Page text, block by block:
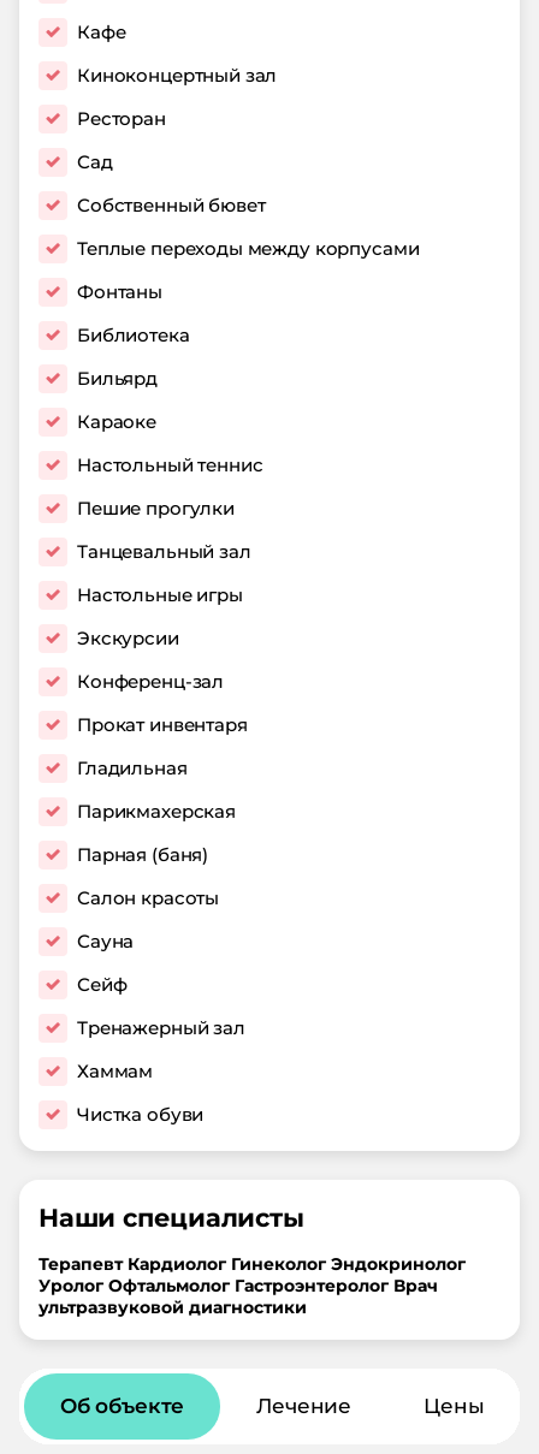
Кафе
Киноконцертный зал
Ресторан
Сад
Собственный бювет
Теплые переходы между корпусами
Фонтаны
Библиотека
Бильярд
Караоке
Настольный теннис
Пешие прогулки
Танцевальный зал
Настольные игры
Экскурсии
Конференц-зал
Прокат инвентаря
Гладильная
Парикмахерская
Парная (баня)
Салон красоты
Сауна
Сейф
Тренажерный зал
Хаммам
Чистка обуви
Наши специалисты
Терапевт Кардиолог Гинеколог Эндокринолог
Уролог Офтальмолог Гастроэнтеролог Врач
ультразвуковой диагностики
Об объекте Лечение Цены